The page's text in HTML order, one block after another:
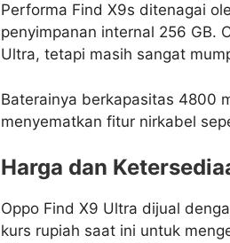
Performa Find X9s ditenagai
penyimpanan internal 256 GB.
Ultra, tetapi masih sangat
Baterainya berkapasitas 4800
menyematkan fitur nirkabel
Harga dan
Oppo Find X9 Ultra dijual
kurs rupiah saat ini untuk